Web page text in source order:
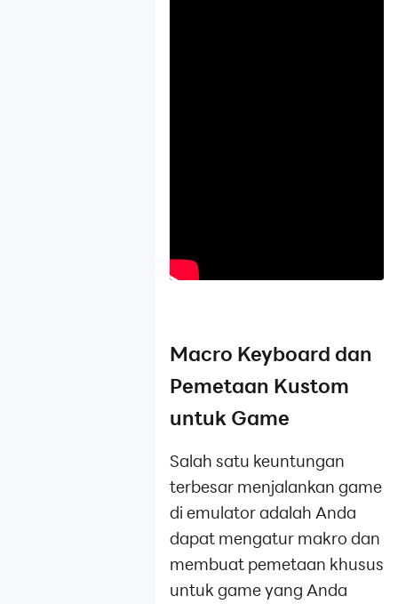
Macro Keyboard dan
Pemetaan Kustom
untuk Game
Salah satu keuntungan
terbesar menjalankan game
di emulator adalah Anda
dapat mengatur makro dan
membuat pemetaan khusus
untuk game yang Anda